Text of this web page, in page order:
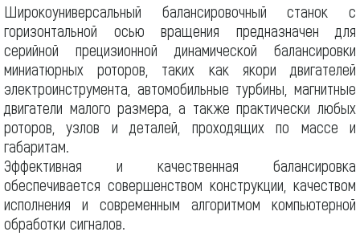
Широкоуниверсальный балансировочный станок с
горизонтальной осью вращения предназначен для
серийной прецизионной динамической балансировки
миниатюрных роторов, таких как якори двигателей
электроинструмента, автомобильные турбины, магнитные
двигатели малого размера, а также практически любых
роторов, узлов и деталей, проходящих по массе и
габаритам.
Эффективная и качественная балансировка
обеспечивается совершенством конструкции, качеством
исполнения и современным алгоритмом компьютерной
обработки сигналов.